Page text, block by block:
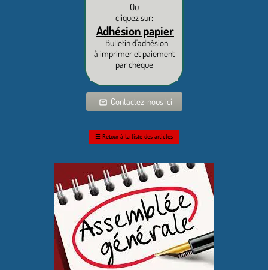
Ou
cliquez sur:
Adhésion papier
Bulletin d'adhésion
à imprimer et paiement
par chèque
mail_outline Contactez-nous ici
☰ Retour à la liste des articles